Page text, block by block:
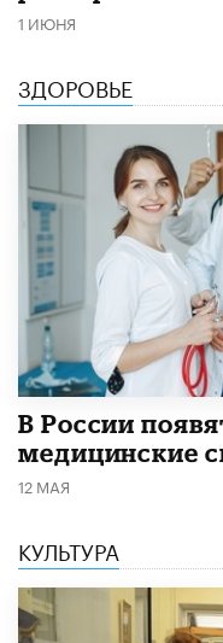
1 ИЮНЯ
ЗДОРОВЬЕ
В России
медицинские
12 МАЯ
КУЛЬТУРА